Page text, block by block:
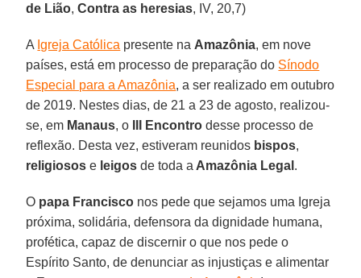
de Lião,Contra as heresias, IV, 20,7)
A Igreja Católica presente na Amazônia, em nove
países, está em processo de preparação do Sínodo
Especial para a Amazônia, a ser realizado em outubro
de 2019. Nestes dias, de 21 a 23 de agosto, realizou-
se, em Manaus, o III Encontro desse processo de
reflexão. Desta vez, estiveram reunidos bispos,
religiosose leigosde toda a Amazônia Legal .
O papa Francisco nos pede que sejamos uma Igreja
próxima, solidária, defensora da dignidade humana,
profética, capaz de discernir o que nos pede o
Espírito Santo, de denunciar as injustiças e alimentar